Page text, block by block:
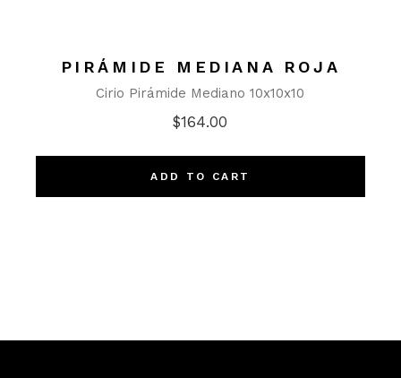
PIRÁMIDE MEDIANA ROJA
Cirio Pirámide Mediano 10x10x10
$164.00
ADD TO CART